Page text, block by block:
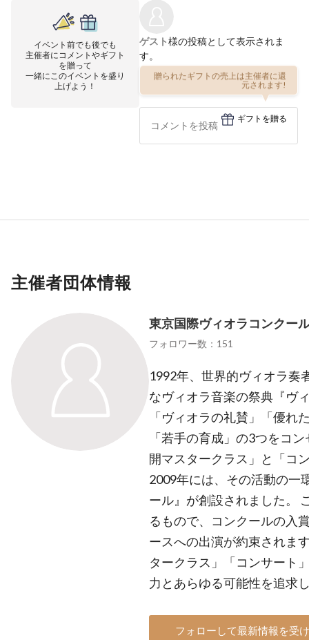
イベント前でも後でも
主催者にコメントやギフト
を贈って
一緒にこのイベントを盛り
上げよう！
ゲスト様の投稿として表示されま
す。
贈られたギフトの売上は主催者に還
元されます!
ギフトを贈る
主催者団体情報
東京国際ヴィオラコンクー
フォロワー数：151
1992年、世界的ヴィオラ奏
なヴィオラ音楽の祭典『ヴ
「ヴィオラの礼賛」「優れ
「若手の育成」の3つをコ
開マスタークラス」と「コ
2009年には、その活動の一
ール』が創設されました。
るもので、コンクールの入
ースへの出演が約束されま
タークラス」「コンサート
力とあらゆる可能性を追求
フォローして最新情報を受